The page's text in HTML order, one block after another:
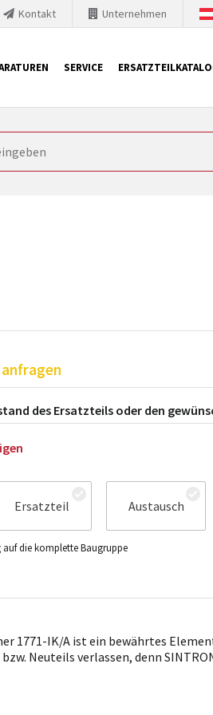
Unternehmen
Kontakt
SERVICE
des Ersatzteils oder den
Ersatzteil Austausch
auf die komplette Baugruppe
1771-IK/A ist ein bewährtes
Neuteils verlassen, denn